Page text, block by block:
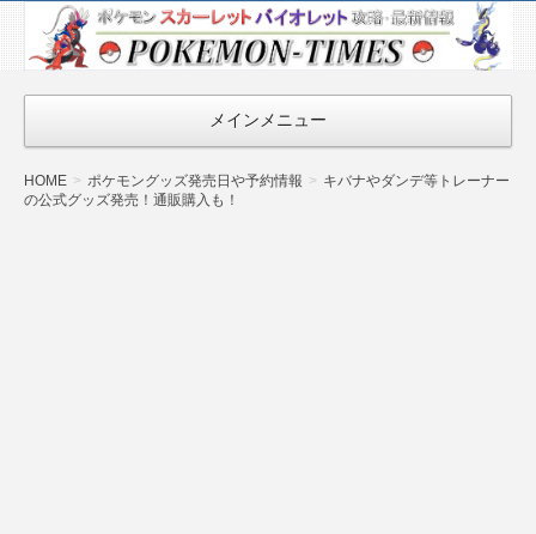
ポケモン最新
情報まとめ
『POKEMON-
TIMES』
メインメニュー
HOME ポケモングッズ発売日や予約情報
キバナやダンデ等トレーナー
の公式グッズ発売！通販購入も！